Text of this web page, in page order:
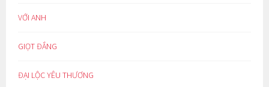
VỚI ANH
GIỌT ĐẮNG
ĐẠI LỘC YÊU THƯƠNG